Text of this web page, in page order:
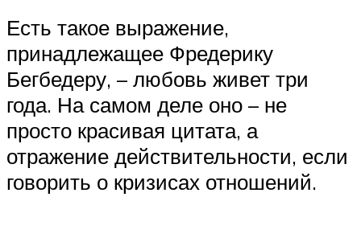
Есть такое выражение,
принадлежащее Фредерику
Бегбедеру, – любовь живет три
года. На самом деле оно – не
просто красивая цитата, а
отражение действительности, если
говорить о кризисах отношений.